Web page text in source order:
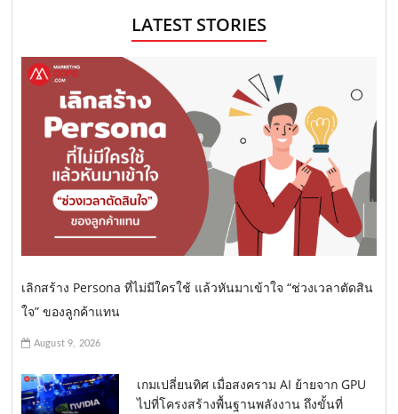
LATEST STORIES
เลิกสร้าง Persona ที่ไม่มีใครใช้ แล้วหันมาเข้าใจ “ช่วงเวลาตัดสิน
ใจ” ของลูกค้าแทน
August 9, 2026
เกมเปลี่ยนทิศ เมื่อสงคราม AI ย้ายจาก GPU
ไปที่โครงสร้างพื้นฐานพลังงาน ถึงขั้นที่